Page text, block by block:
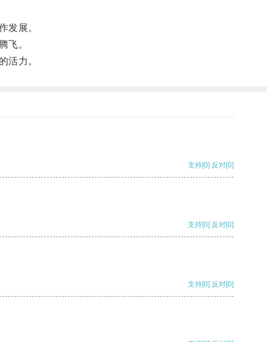
发展。
飞。
活力。
支持[0] 反对[0]
支持[0] 反对[0]
支持[0] 反对[0]